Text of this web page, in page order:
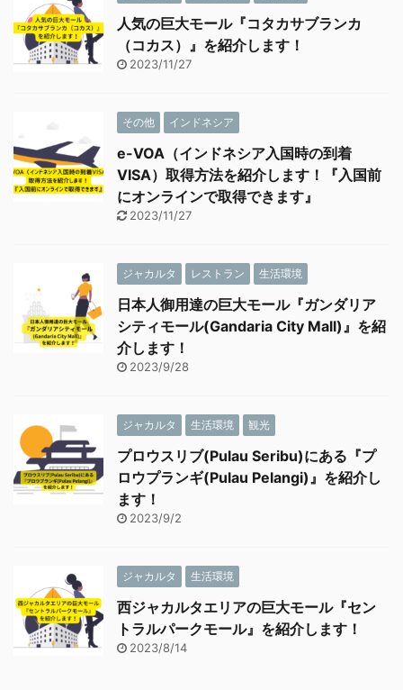
人気の巨大モール『コタカサブランカ
（コカス）』を紹介します！
2023/11/27
その他 インドネシア
e-VOA（インドネシア入国時の到着
VISA）取得方法を紹介します！『入国前
にオンラインで取得できます』
2023/11/27
ジャカルタ レストラン 生活環境
日本人御用達の巨大モール『ガンダリア
シティモール(Gandaria City Mall)』を紹
介します！
2023/9/28
ジャカルタ 生活環境 観光
プロウスリブ(Pulau Seribu)にある『プ
ロウプランギ(Pulau Pelangi)』を紹介し
ます！
2023/9/2
ジャカルタ 生活環境
西ジャカルタエリアの巨大モール『セン
トラルパークモール』を紹介します！
2023/8/14